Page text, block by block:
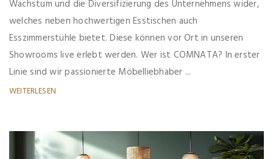
Wachstum und die Diversifizierung des Unternehmens wider,
welches neben hochwertigen Esstischen auch
Esszimmerstühle bietet. Diese können vor Ort in unseren
Showrooms live erlebt werden. Wer ist COMNATA? In erster
Linie sind wir passionierte Möbelliebhaber ...
WEITERLESEN